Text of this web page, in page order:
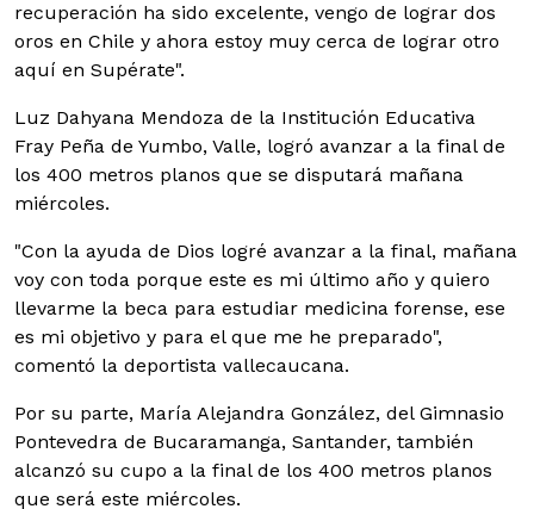
recuperación ha sido excelente, vengo de lograr dos
oros en Chile y ahora estoy muy cerca de lograr otro
aquí en Supérate".
Luz Dahyana Mendoza de la Institución Educativa
Fray Peña de Yumbo, Valle, logró avanzar a la final de
los 400 metros planos que se disputará mañana
miércoles.
"Con la ayuda de Dios logré avanzar a la final, mañana
voy con toda porque este es mi último año y quiero
llevarme la beca para estudiar medicina forense, ese
es mi objetivo y para el que me he preparado",
comentó la deportista vallecaucana.
Por su parte, María Alejandra González, del Gimnasio
Pontevedra de Bucaramanga, Santander, también
alcanzó su cupo a la final de los 400 metros planos
que será este miércoles.